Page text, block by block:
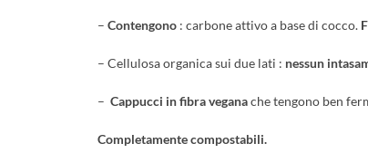
– Contengono : carbone attivo a base di cocco.
– Cellulosa organica sui due lati : nessun
– Cappucci in fibra veganache tengono ben
Completamente compostabili.